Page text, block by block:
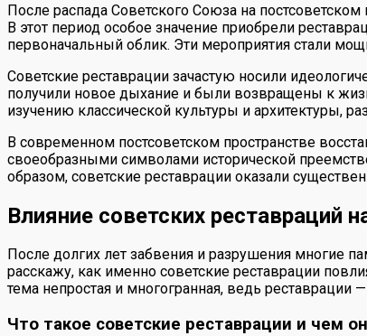
После распада Советского Союза на
В этот период особое значение приобрели
первоначальный облик. Эти мероприятия стали
Советские реставрации зачастую носили
получили новое дыхание и были возвращены к
изучению классической культуры и архитектуры,
В современном постсоветском пространстве
своеобразными символами исторической
образом, советские реставрации оказали
Влияние советских реставраций
После долгих лет забвения и разрушения многие
расскажу, как именно советские реставрации
тема непростая и многогранная, ведь
Что такое советские реставрации и чем